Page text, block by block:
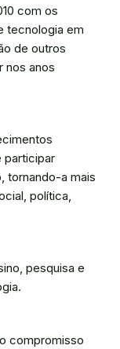
com os
tecnologia em
de outros
nos anos
participar
tornando-a mais
política,
pesquisa e
compromisso